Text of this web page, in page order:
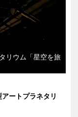
リウム「星空を旅
ートプラネタリ